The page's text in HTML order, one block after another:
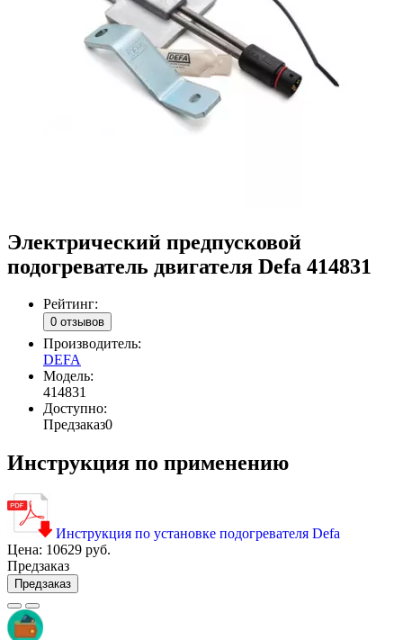
Электрический предпусковой
подогреватель двигателя Defa 414831
Рейтинг:
0 отзывов
Производитель:
DEFA
Модель:
414831
Доступно:
Предзаказ0
Инструкция по применению
Инструкция по установке подогревателя Defa
Цена: 10629 руб.
Предзаказ
Предзаказ